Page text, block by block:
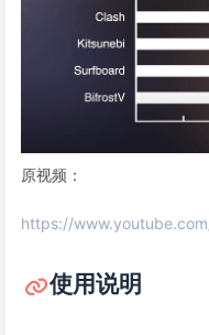
原视频：
https://
使用说明